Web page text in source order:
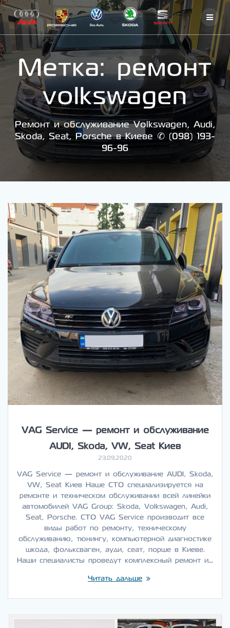
Skip
to
content
Метка:ремонт
volkswagen
Ремонт и обслуживание Volkswagen, Audi,
Skoda, Seat, Porsche в Киеве ✆ (098) 193-
96-96
VAG Service — ремонт и обслуживание
AUDI, Skoda, VW, Seat Киев
23.09.2020
VAG Service — ремонт и обслуживание AUDI, Skoda,
VW, Seat Киев Наше СТО специализируется на
ремонте и техническом обслуживании всей линейки
автомобилей VAG Group: Skoda, Volkswagen, Audi,
Seat, Porsche. СТО VAG Service производит все
виды работ по ремонту, техническому
обслуживанию, тюнингу, компьютерной диагностике
шкода, фольксваген, ауди, сеат, порше в Киеве.
Наши специалисты проведут комплексный ремонт и…
Читать дальше